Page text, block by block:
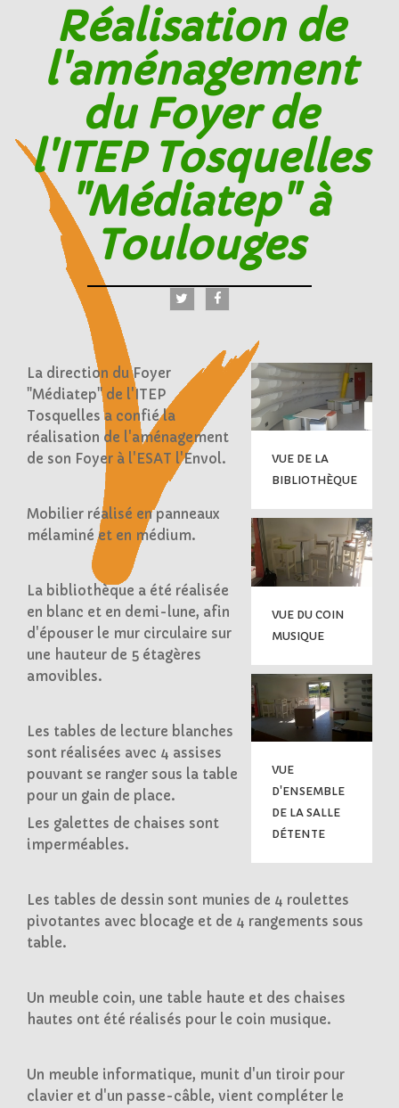
Réalisation de
l'aménagement
du Foyer de
l'ITEP Tosquelles
"Médiatep" à
Toulouges
VUE DE LA
BIBLIOTHÈQUE
VUE DU COIN
MUSIQUE
VUE
D'ENSEMBLE
DE LA SALLE
DÉTENTE
La direction du Foyer
"Médiatep" de l'ITEP
Tosquelles a confié la
réalisation de l'aménagement
de son Foyer à l'ESAT l'Envol.
Mobilier réalisé en panneaux
mélaminé et en médium.
La bibliothèque a été réalisée
en blanc et en demi-lune, afin
d'épouser le mur circulaire sur
une hauteur de 5 étagères
amovibles.
Les tables de lecture blanches
sont réalisées avec 4 assises
pouvant se ranger sous la table
pour un gain de place.
Les galettes de chaises sont
imperméables.
Les tables de dessin sont munies de 4 roulettes
pivotantes avec blocage et de 4 rangements sous
table.
Un meuble coin, une table haute et des chaises
hautes ont été réalisés pour le coin musique.
Un meuble informatique, munit d'un tiroir pour
clavier et d'un passe-câble, vient compléter le